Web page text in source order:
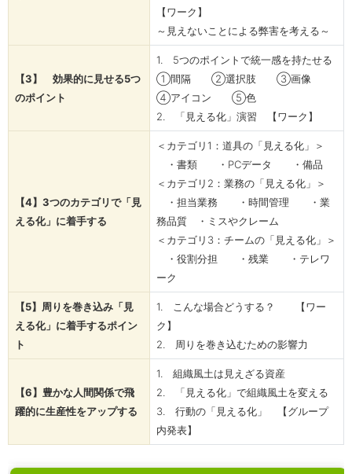
【ワーク】
～見えないことによる弊害を考える～
【3】 効果的に見せる5つ
のポイント
1. 5つのポイントで統一感を持たせる
①間隔 ②選択肢 ③画像
④アイコン ⑤色
2. 「見える化」演習 【ワーク】
【4】3つのカテゴリで「見
える化」に着手する
＜カテゴリ1：道具の「見える化」＞
・書類 ・PCデータ ・備品
＜カテゴリ2：業務の「見える化」＞
・担当業務 ・時間管理 ・業
務品質 ・ミスやクレーム
＜カテゴリ3：チームの「見える化」＞
・役割分担 ・残業 ・テレワ
ーク
【5】周りを巻き込み「見
える化」に着手するポイン
ト
1. こんな場合どうする？ 【ワー
ク】
2. 周りを巻き込むための影響力
【6】豊かな人間関係で飛
躍的に生産性をアップする
1. 組織風土は見えざる資産
2. 「見える化」で組織風土を変える
3. 行動の「見える化」 【グループ
内発表】